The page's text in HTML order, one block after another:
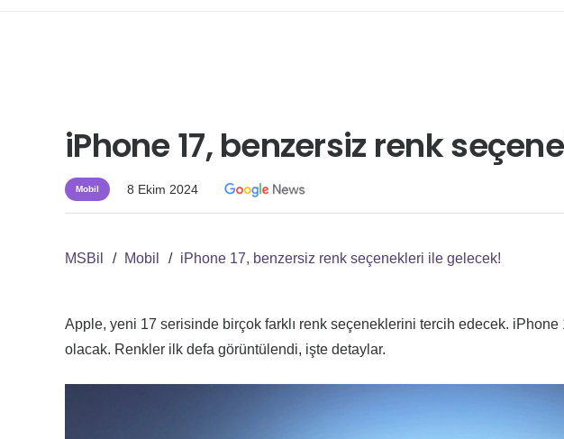
iPhone 17, benzersiz renk
Mobil 8 Ekim 2024
MSBil / Mobil / iPhone 17, benzersiz renk seçenekleri ile gelecek!
Apple, yeni 17 serisinde birçok farklı renk seçeneklerini tercih edecek.
olacak. Renkler ilk defa görüntülendi, işte detaylar.